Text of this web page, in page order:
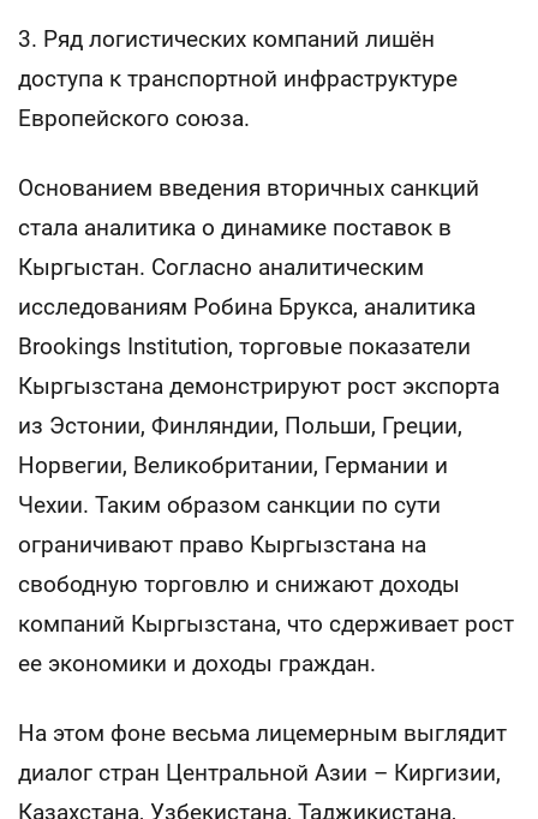
3. Ряд логистических компаний лишён
доступа к транспортной инфраструктуре
Европейского союза.
Основанием введения вторичных санкций
стала аналитика о динамике поставок в
Кыргыстан. Согласно аналитическим
исследованиям Робина Брукса, аналитика
Brookings Institution, торговые показатели
Кыргызстана демонстрируют рост экспорта
из Эстонии, Финляндии, Польши, Греции,
Норвегии, Великобритании, Германии и
Чехии. Таким образом санкции по сути
ограничивают право Кыргызстана на
свободную торговлю и снижают доходы
компаний Кыргызстана, что сдерживает рост
ее экономики и доходы граждан.
На этом фоне весьма лицемерным выглядит
диалог стран Центральной Азии – Киргизии,
Казахстана, Узбекистана, Таджикистана,